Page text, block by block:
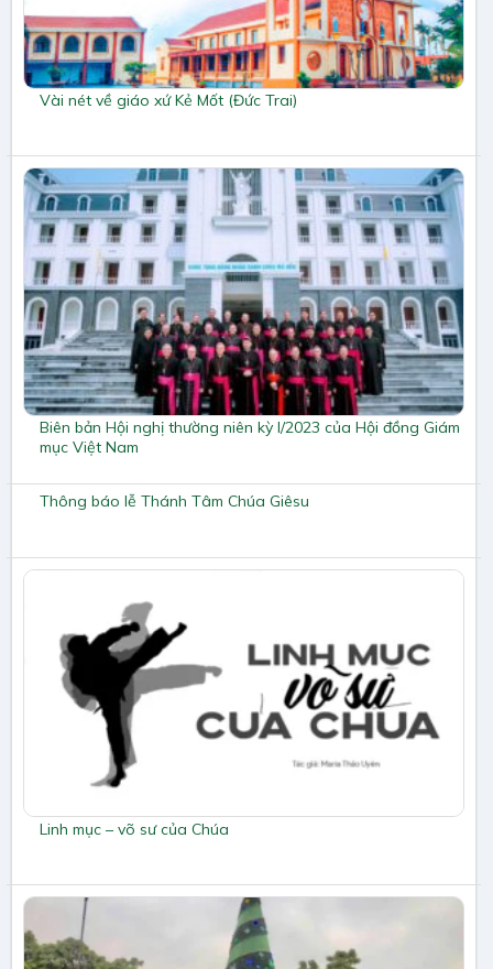
Vài nét về giáo xứ Kẻ Mốt (Đức Trai)
Biên bản Hội nghị thường niên kỳ I/2023 của Hội đồng Giám
mục Việt Nam
Thông báo lễ Thánh Tâm Chúa Giêsu
Linh mục – võ sư của Chúa